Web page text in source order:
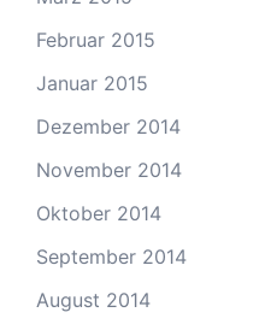
Februar 2015
Januar 2015
Dezember 2014
November 2014
Oktober 2014
September 2014
August 2014